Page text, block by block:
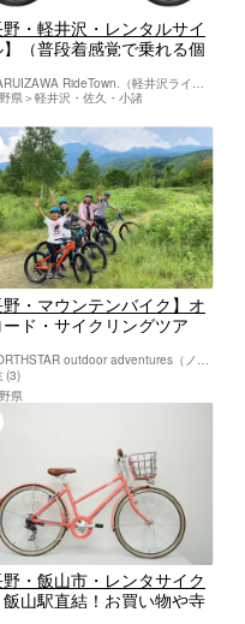
野・軽井沢・レンタルサイ
】（普段着感覚で乗れる個
SK1）
KARUIZAWA RideTown.（軽井沢ライドタウン）
県
軽井沢・佐久・小諸
4位
野・マウンテンバイク】オ
ード・サイクリングツア
へ
(3)
県
野・飯山市・レンタサイク
飯山駅直結！お買い物や寺